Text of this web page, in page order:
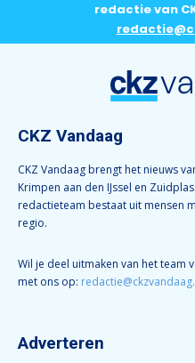
redactie van
CKZ Vandaag
CKZ Vandaag brengt het nieuws
Krimpen aan den IJssel en
redactieteam bestaat uit mensen
regio.
Wil je deel uitmaken van het team
met ons op:
Adverteren